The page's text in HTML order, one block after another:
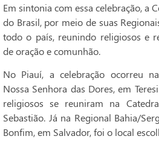
Em sintonia com essa celebração, a
do Brasil, por meio de suas
todo o país, reunindo religiosos e
de oração e comunhão.
No Piauí, a celebração ocorreu
Nossa Senhora das Dores, em
religiosos se reuniram na
Sebastião. Já na Regional Bahia/
Bonfim, em Salvador, foi o local